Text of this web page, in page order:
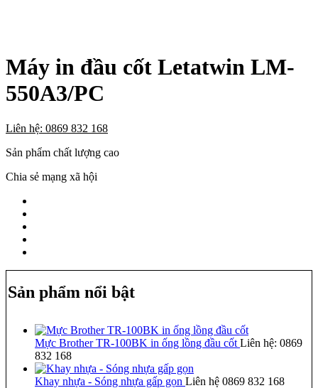
Máy in đầu cốt Letatwin LM-
550A3/PC
Liên hệ: 0869 832 168
Sản phẩm chất lượng cao
Chia sẻ mạng xã hội
Sản phẩm nổi bật
Mực Brother TR-100BK in ống lồng đầu cốt Liên hệ: 0869
832 168
Khay nhựa - Sóng nhựa gấp gọn Liên hệ 0869 832 168